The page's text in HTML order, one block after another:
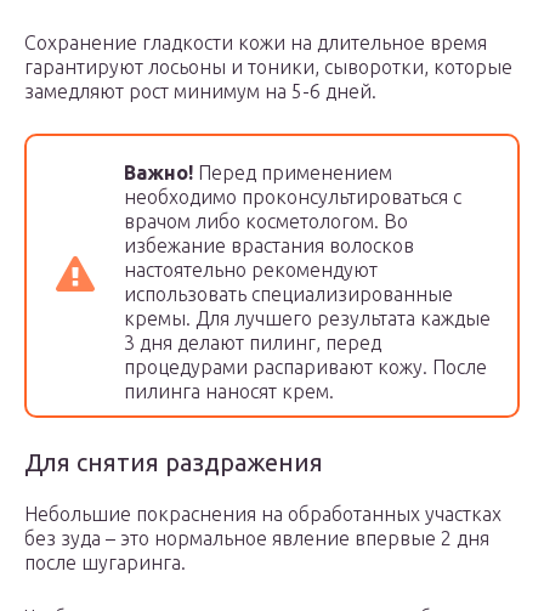
Сохранение гладкости кожи на длительное время
гарантируют лосьоны и тоники, сыворотки, которые
замедляют рост минимум на 5-6 дней.
Важно! Перед применением
необходимо проконсультироваться с
врачом либо косметологом. Во
избежание врастания волосков
настоятельно рекомендуют
использовать специализированные
кремы. Для лучшего результата каждые
3 дня делают пилинг, перед
процедурами распаривают кожу. После
пилинга наносят крем.
Для снятия раздражения
Небольшие покраснения на обработанных участках
без зуда – это нормальное явление впервые 2 дня
после шугаринга.